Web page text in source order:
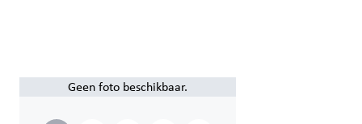
Geen foto beschikbaar.